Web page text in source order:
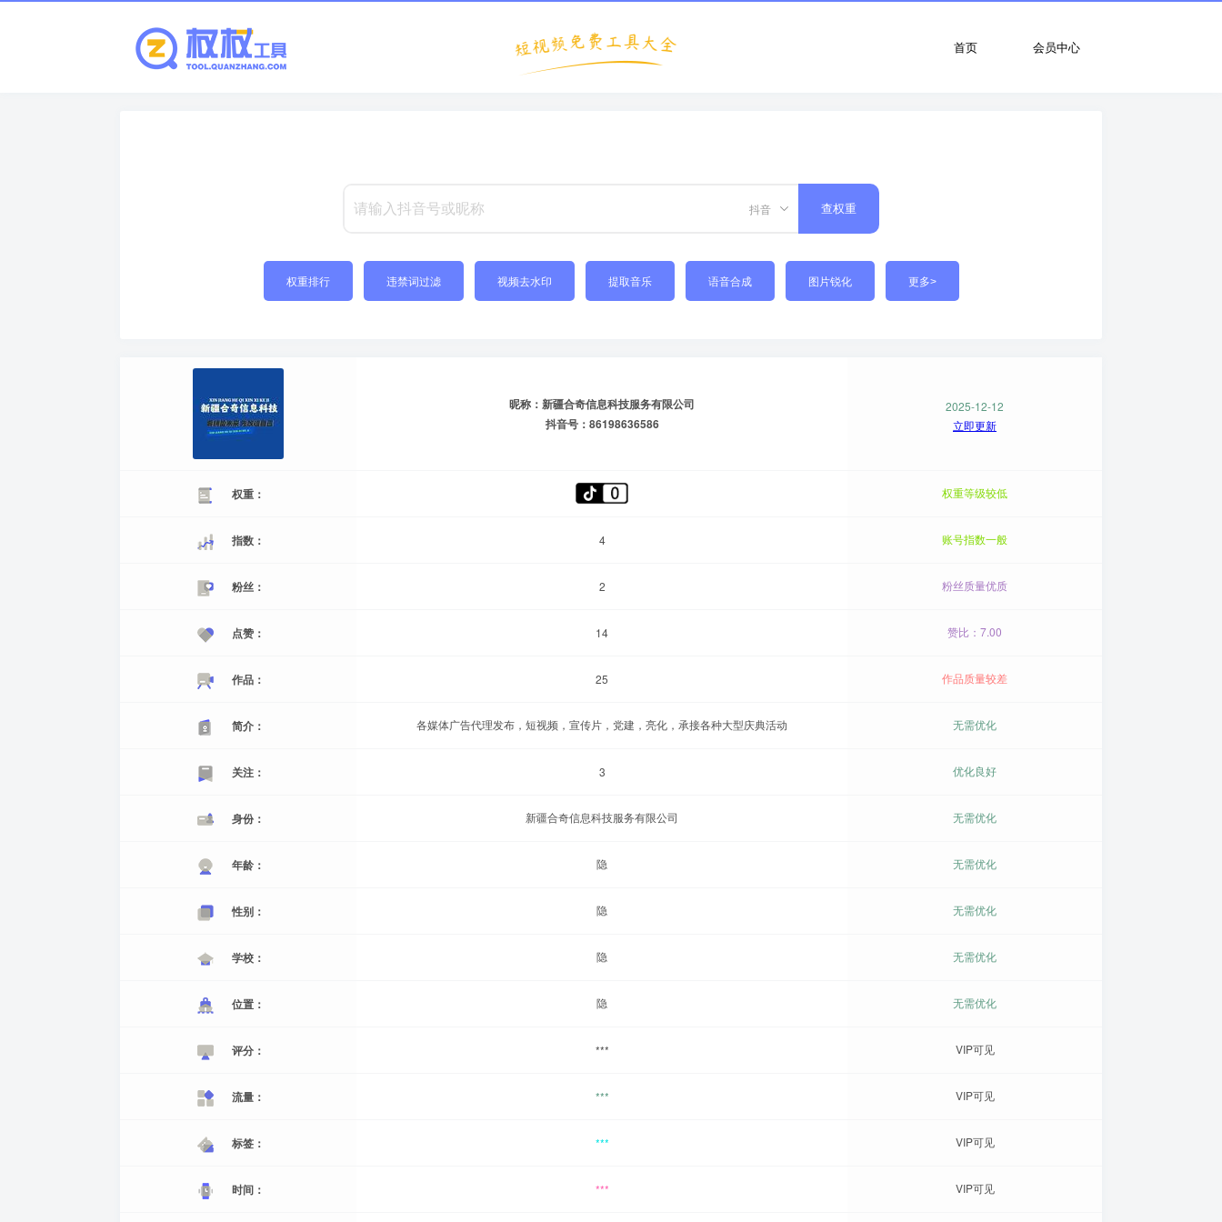
会员中心
首页
抖音 查权重
权重排行 违禁词过滤 视频去水印 提取音乐 语音合成 图片锐化 更多>
昵称：新疆合奇信息科技服务有限公司
抖音号：86198636586
2025-12-12
立即更新
权重： 权重等级较低
指数： 4 账号指数一般
粉丝： 2 粉丝质量优质
点赞： 14 赞比：7.00
作品： 25 作品质量较差
简介： 各媒体广告代理发布，短视频，宣传片，党建，亮化，承接各种大型庆典活动 无需优化
关注： 3 优化良好
身份： 新疆合奇信息科技服务有限公司 无需优化
年龄： 隐 无需优化
性别： 隐 无需优化
学校： 隐 无需优化
位置： 隐 无需优化
评分： *** VIP可见
流量： *** VIP可见
标签： *** VIP可见
时间： *** VIP可见